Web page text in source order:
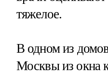
тяжелое.
В одном из
Москвы из окна